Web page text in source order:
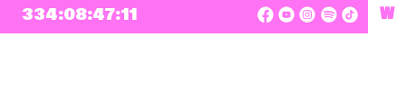
334:08:47:11 W